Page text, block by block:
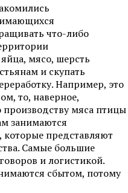
что-либо
мясо, шерсть
и скупать
Например, это
то, наверное,
производству мяса птицы
занимаются
представляют
Самые большие
и логистикой.
сбытом, потому